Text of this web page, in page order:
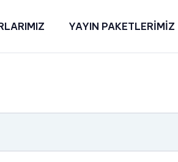
YAYIN PAKETLERİMİZ